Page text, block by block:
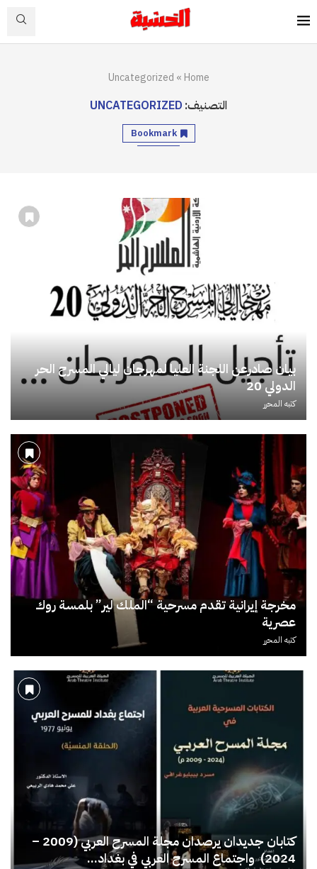
Home
»
Uncategorized
التصنيف: UNCATEGORIZED
Bookmark
بيان صادرعن اللجنة العليا لمهرجان ليالي المسرح الحر
الدولي 20
كتبه المحرر
مخرجة إيرانية تقدم مسرحية “الملك لير” بلمسة روك
عصرية
كتبه المحرر
كتابان جديدان يرصدان مجلة المسرح العربي (2009 –
2024) واجتماع المسرح العربي في بغداد...